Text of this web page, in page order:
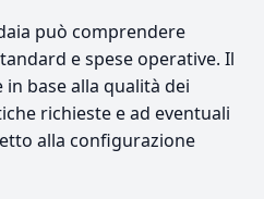
può comprendere
e spese operative. Il
base alla qualità dei
richieste e ad eventuali
alla configurazione